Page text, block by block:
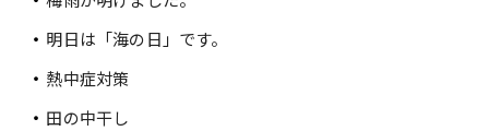
明日は「海の日」です。
熱中症対策
田の中干し